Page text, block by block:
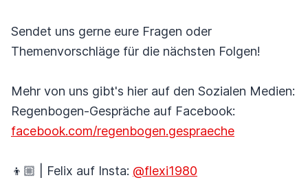
Sendet uns gerne eure Fragen oder
Themenvorschläge für die nächsten Folgen!
Mehr von uns gibt's hier auf den Sozialen Medien:
Regenbogen-Gespräche auf Facebook:
facebook.com/regenbogen.gespraeche
👦🏼 | Felix auf Insta: @flexi1980